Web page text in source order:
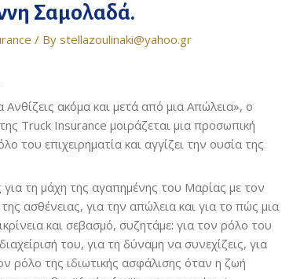
Σαμολαδά.
/ Bystellazoulinaki@yahoo.gr
ακόμα και μετά από μια Απώλεια», ο
Truck Insurance μοιράζεται μια προσωπική
του επιχειρηματία και αγγίζει την ουσία της
τη μάχη της αγαπημένης του Μαρίας με τον
ασθένειας, για την απώλεια και για το πώς μια
και σεβασμό, συζητάμε: για τον ρόλο του
του, για τη δύναμη να συνεχίζεις, για
ρόλο της ιδιωτικής ασφάλισης όταν η ζωή